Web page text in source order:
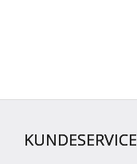
KUNDESERVICE